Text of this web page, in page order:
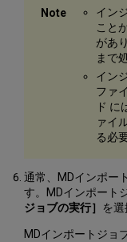
イン
こと
があ
まで
イン
ファ
ド
ァイ
る必
通常、MDインポー
す。MDインポート
ジョブの実行］
を選
MDインポートジョ